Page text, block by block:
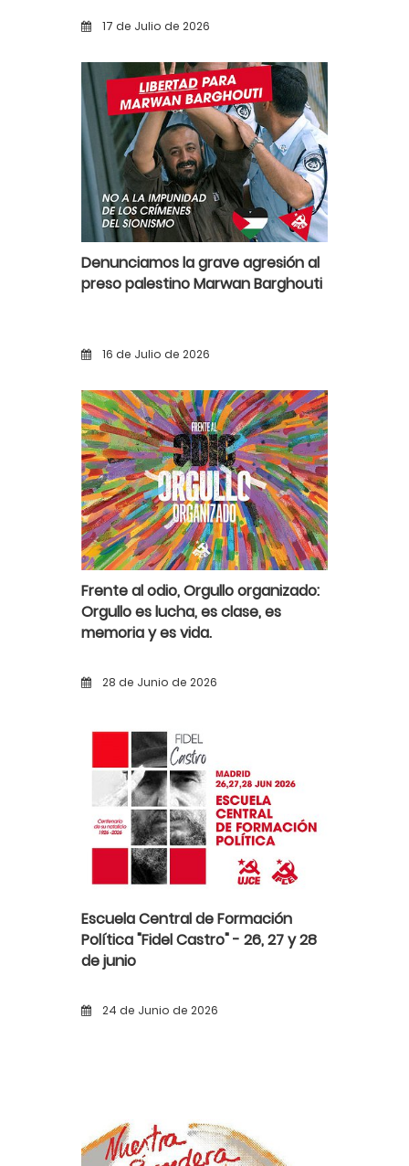
17 de Julio de 2026
Denunciamos la grave agresión al
preso palestino Marwan Barghouti
16 de Julio de 2026
Frente al odio, Orgullo organizado:
Orgullo es lucha, es clase, es
memoria y es vida.
28 de Junio de 2026
Escuela Central de Formación
Política "Fidel Castro" - 26, 27 y 28
de junio
24 de Junio de 2026